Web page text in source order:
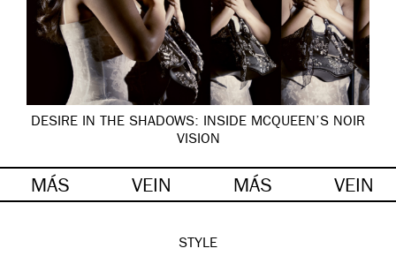
DESIRE IN THE SHADOWS: INSIDE MCQUEEN’S NOIR
VISION
MÁS VEIN MÁS VEIN
STYLE